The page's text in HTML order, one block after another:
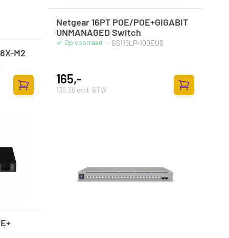
M2
Zum Warenkorb hinzufügen
Netgear 16PT POE/POE+GIGABIT
UNMANAGED Switch
Op voorraad · GS116LP-100EUS
165,-
136,36 excl. BTW
Zum